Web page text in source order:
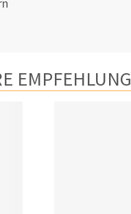
EMPFEHLUNG